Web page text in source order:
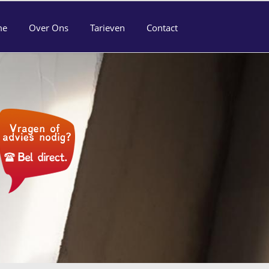
Over Ons Tarieven Contact